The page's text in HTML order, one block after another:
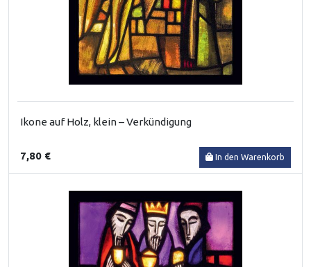
Ikone auf Holz, klein – Verkündigung
7,80 € In den Warenkorb